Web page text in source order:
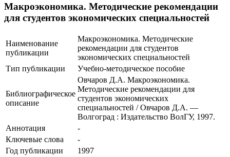
Макроэкономика. Методические рекомендации
для студентов экономических специальностей
Наименование
публикации
Макроэкономика. Методические
рекомендации для студентов
экономических специальностей
Тип публикации
Учебно-методическое пособие
Библиографическое
описание
Овчаров Д.А. Макроэкономика.
Методические рекомендации для
студентов экономических
специальностей / Овчаров Д.А. —
Волгоград : Издательство ВолГУ, 1997.
Аннотация
-
Ключевые cлова
-
Год публикации
1997